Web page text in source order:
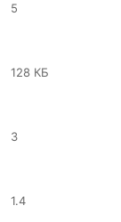
5
128 КБ
3
1.4